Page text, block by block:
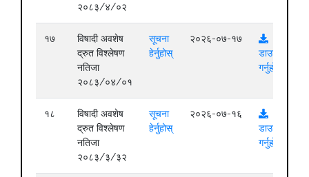
२०८३/४/०२
१७
विषादी अवशेष
द्रुत विश्लेषण
नतिजा
२०८३/०४/०१
सूचना
हेर्नुहोस्
२०२६-०७-१७
डाउनलोड
गर्नुहोस्
१८
विषादी अवशेष
द्रुत विश्लेषण
नतिजा
२०८३/३/३२
सूचना
हेर्नुहोस्
२०२६-०७-१६
डाउनलोड
गर्नुहोस्